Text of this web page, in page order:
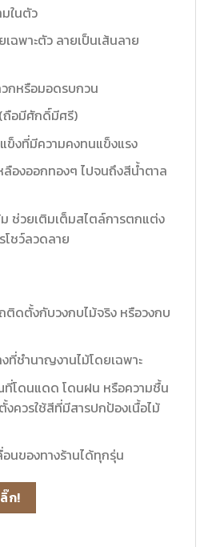
ในตัว
ฉพาะตัว ลายเป็นเส้นลาย
กหรือมอดรบกวน
ถือมีศักดิ์มีศรี)
ข็งที่มีความคงทนแข็งแรง
ลืองออกทองๆ ไปจนถึงสีน้ำตาล
ช่วยเติมเต็มสไตล์การตกแต่ง
โชว์ลวดลาย
ติดตั้งกับวงกบไม้จริง หรือวงกบ
ที่ชำนาญงานไม้โดยเฉพาะ
ที่โดนแดด โดนฝน หรือความชื้น
งควรใช้สีที่มีสารปกป้องเนื้อไม้
อนของทางร้านได้ทุกรุ่น
ก!